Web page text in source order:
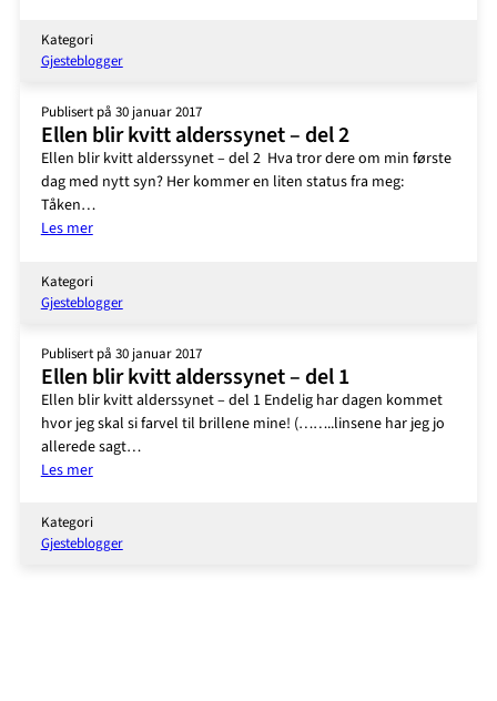
blir
kvitt
–
del
3
Kategori
Gjesteblogger
Publisert på 30 januar 2017
Ellen blir kvitt alderssynet – del 2
Ellen blir kvitt alderssynet – del 2 Hva tror dere om min første
dag med nytt syn? Her kommer en liten status fra meg:
Tåken…
Les mer:
blir
kvitt
–
del
2
Kategori
Gjesteblogger
Publisert på 30 januar 2017
Ellen blir kvitt alderssynet – del 1
Ellen blir kvitt alderssynet – del 1 Endelig har dagen kommet
hvor jeg skal si farvel til brillene mine! (……..linsene har jeg jo
allerede sagt…
Les mer:
blir
kvitt
Kategori
Gjesteblogger